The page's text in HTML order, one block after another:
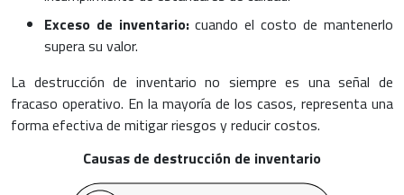
Exceso de inventario:cuando el costo de mantenerlo
supera su valor.
La destrucción de inventario no siempre es una señal de
fracaso operativo. En la mayoría de los casos, representa una
forma efectiva de mitigar riesgos y reducir costos.
Causas de destrucción de inventario